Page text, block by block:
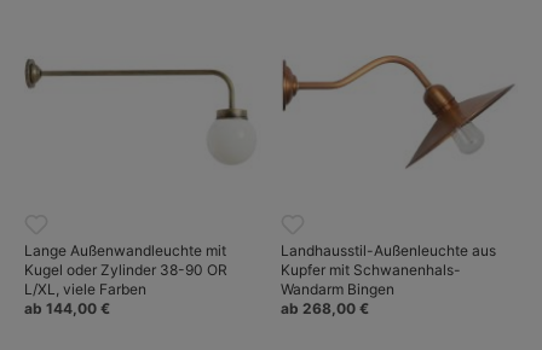
Lange Außenwandleuchte mit
Kugel oder Zylinder 38-90 OR
L/XL, viele Farben
ab 144,00 €
Landhausstil-Außenleuchte aus
Kupfer mit Schwanenhals-
Wandarm Bingen
ab 268,00 €